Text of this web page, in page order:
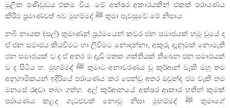
මූලික පණිවුඩය එකම විය. මේ අක්ෂර අකාරයකින් එකක් පරායණය
කිරීම ප්‍රමාණවත් බව මුහම්මද් ﷺ තුමා පැවසුවේ මේ නිසාය.
නබි නායක (සල්) තුමාණන් ප්‍රථමයෙන් කවර ජන සමාජයක් හමු වූයේ ද
ඒ ජන සමාජය කියවීමට හා ලිවීමට නොදන්නා, අකුරු දැනුමක් නොමැති
ජන සමාජයක් ව ද ඒ අතර ම දැඩි මතක ශක්තියක් තිඛෙන ජන සමාජයක්
ව ද සිටිය හ. මුහම්මද් ﷺ තුමාට අනාවරණය වූ කුර්ආන් වැකි ඔහු තම
අනුගාමිකයන් ඉදිරියේ පරායණය කර පෙන්වූ අතර ඔවුන්ද එම වැකි තම
මනසේ රඳවා තබා ගත්හ. අල් කුර්ආනයේ අක්ෂර ආකාර හතින් කුමක්
පරායණය කළද ගැටළුවක් නොවූ නිසා මුහම්මද් ﷺ තුමාගේ